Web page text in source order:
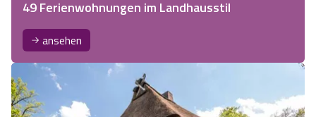
49 Ferienwohnungen im Landhausstil
ansehen